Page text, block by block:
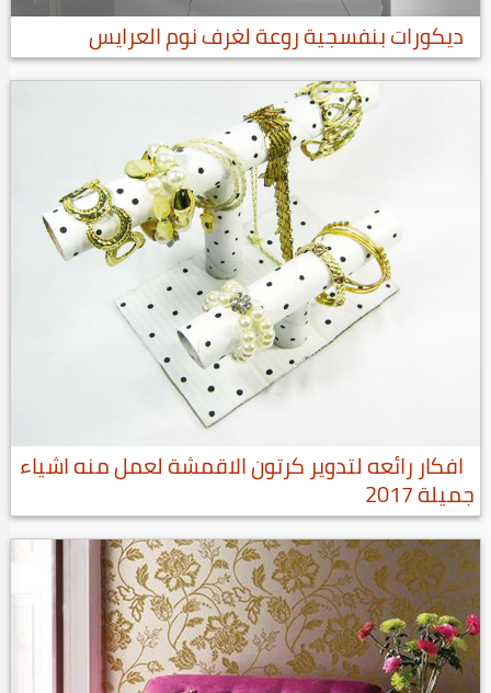
ديكورات بنفسجية روعة لغرف نوم العرايس
افكار رائعه لتدوير كرتون الاقمشة لعمل منه اشياء
جميلة 2017